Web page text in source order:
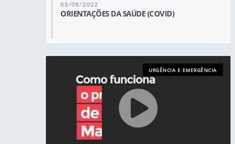
03/08/2022
ORIENTAÇÕES DA SAÚDE (COVID)
URGÊNCIA E EMERGÊNCIA